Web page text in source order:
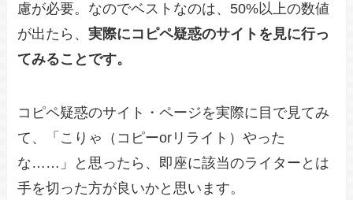
慮が必要。なのでベストなのは、50%以上の数値
が出たら、実際にコピペ疑惑のサイトを見に行っ
てみることです。
コピペ疑惑のサイト・ページを実際に目で見てみ
て、「こりゃ（コピーorリライト）やった
な……」と思ったら、即座に該当のライターとは
手を切った方が良いかと思います。